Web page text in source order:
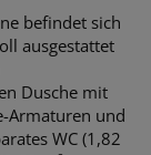
befindet sich
ausgestattet
Dusche mit
Armaturen und
WC (1,82